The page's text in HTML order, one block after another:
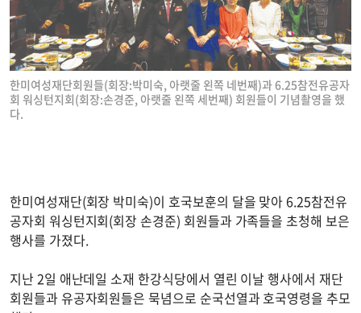
한미여성재단회원들(회장:박미숙, 아랫줄 왼쪽 네번째)과 6.25참전유공자
회 워싱턴지회(회장:손경준, 아랫줄 왼쪽 세번째) 회원들이 기념촬영을 했
다.
한미여성재단(회장 박미숙)이 호국보훈의 달을 맞아 6.25참전유
공자회 워싱턴지회(회장 손경준) 회원들과 가족들을 초청해 보은
행사를 가졌다.
지난 2일 애난데일 소재 한강식당에서 열린 이날 행사에서 재단
회원들과 유공자회원들은 묵념으로 순국선열과 호국영령을 추모